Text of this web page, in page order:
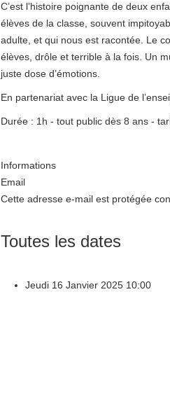
C’est l’histoire poignante de deux
élèves de la classe, souvent
adulte, et qui nous est racontée. Le
élèves, drôle et terrible à la fois. Un
juste dose d’émotions.
En partenariat avec la Ligue de
Durée : 1h - tout public dès 8 ans -
Informations
Email
Cette adresse e-mail est protégée
Toutes les dates
Jeudi 16 Janvier 2025 10:00